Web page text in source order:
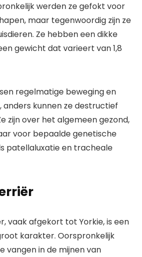
werden ze gefokt voor
maar tegenwoordig zijn ze
Ze hebben een dikke
gewicht dat varieert van 1,8
regelmatige beweging en
kunnen ze destructief
zijn over het algemeen gezond,
voor bepaalde genetische
patellaluxatie en tracheale
vaak afgekort tot Yorkie, is een
karakter. Oorspronkelijk
in de mijnen van